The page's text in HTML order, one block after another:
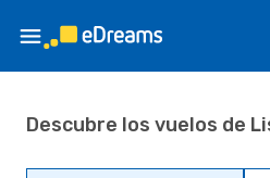
Descubre los vuelos de